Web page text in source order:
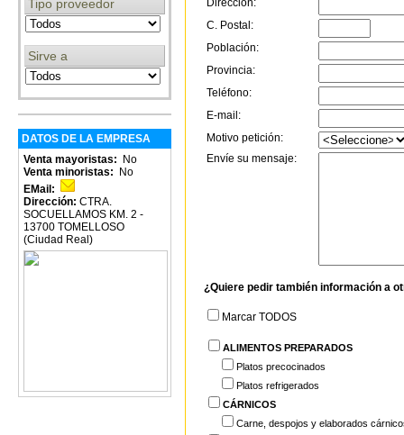
Tipo proveedor
Sirve a
DATOS DE LA EMPRESA
Venta mayoristas:
No
Venta minoristas:
No
EMail:
Dirección: CTRA.
SOCUELLAMOS KM. 2 -
13700 TOMELLOSO
(Ciudad Real)
Dirección:
C. Postal:
Población:
Provincia:
Teléfono:
E-mail:
Motivo petición:
Envíe su mensaje:
¿Quiere pedir también información a
Marcar TODOS
ALIMENTOS PREPARADOS
Platos precocinados
Platos refrigerados
CÁRNICOS
Carne, despojos y elaborados